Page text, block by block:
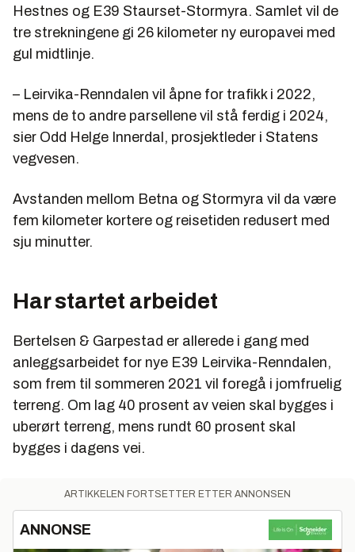
Hestnes og E39 Staurset-Stormyra. Samlet vil de
tre strekningene gi 26 kilometer ny europavei med
gul midtlinje.
– Leirvika-Renndalen vil åpne for trafikk i 2022,
mens de to andre parsellene vil stå ferdig i 2024,
sier Odd Helge Innerdal, prosjektleder i Statens
vegvesen.
Avstanden mellom Betna og Stormyra vil da være
fem kilometer kortere og reisetiden redusert med
sju minutter.
Har startet arbeidet
Bertelsen & Garpestad er allerede i gang med
anleggsarbeidet for nye E39 Leirvika-Renndalen,
som frem til sommeren 2021 vil foregå i jomfruelig
terreng. Om lag 40 prosent av veien skal bygges i
uberørt terreng, mens rundt 60 prosent skal
bygges i dagens vei.
ARTIKKELEN FORTSETTER ETTER ANNONSEN
ANNONSE